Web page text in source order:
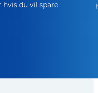
du vil spare